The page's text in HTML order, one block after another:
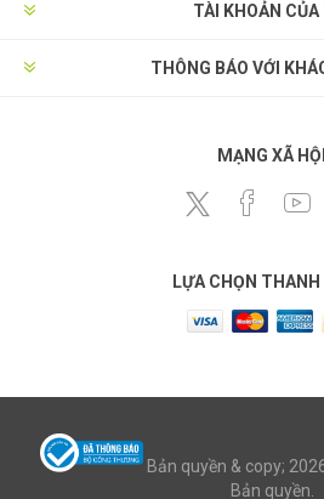
TÀI KHOẢN CỦA
THÔNG BÁO VỚI
MẠNG XÃ HỘI
LỰA CHỌN THANH
Bản quyền & copy;
Bản quyền.